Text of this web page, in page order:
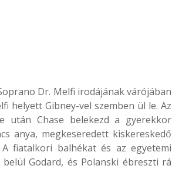
Dr. Melfi irodájának várójában
helyett Gibney-vel szemben ül le. Az
után Chase belekezd a gyerekkor
anya, megkeseredett kiskereskedő
fiatalkori balhékat és az egyetemi
Godard, és Polanski ébreszti rá